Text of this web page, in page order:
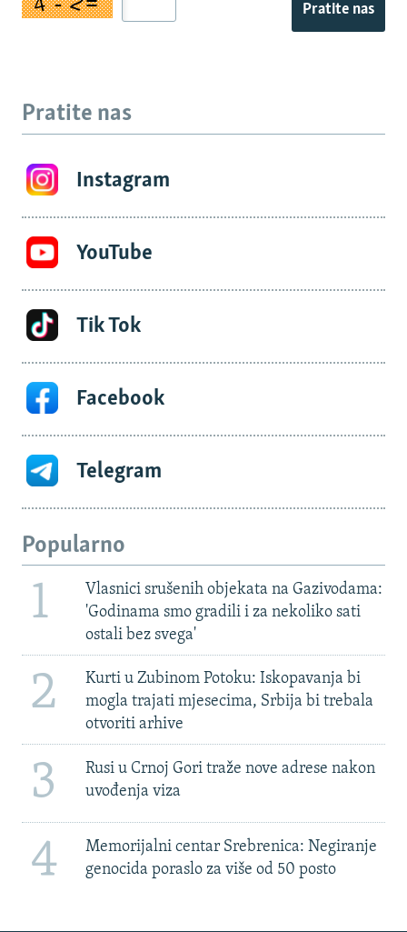
Pratite nas
Pratite nas
Instagram
YouTube
Tik Tok
Facebook
Telegram
Popularno
1
Vlasnici srušenih objekata na Gazivodama:
'Godinama smo gradili i za nekoliko sati
ostali bez svega'
2
Kurti u Zubinom Potoku: Iskopavanja bi
mogla trajati mjesecima, Srbija bi trebala
otvoriti arhive
3
Rusi u Crnoj Gori traže nove adrese nakon
uvođenja viza
4
Memorijalni centar Srebrenica: Negiranje
genocida poraslo za više od 50 posto